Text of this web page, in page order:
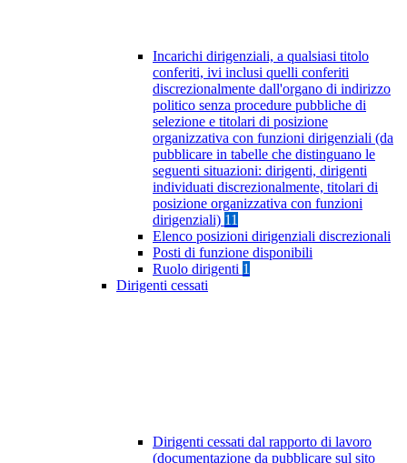
Incarichi dirigenziali, a qualsiasi titolo
conferiti, ivi inclusi quelli conferiti
discrezionalmente dall'organo di indirizzo
politico senza procedure pubbliche di
selezione e titolari di posizione
organizzativa con funzioni dirigenziali (da
pubblicare in tabelle che distinguano le
seguenti situazioni: dirigenti, dirigenti
individuati discrezionalmente, titolari di
posizione organizzativa con funzioni
dirigenziali) 11
Elenco posizioni dirigenziali discrezionali
Posti di funzione disponibili
Ruolo dirigenti 1
Dirigenti cessati
Dirigenti cessati dal rapporto di lavoro
(documentazione da pubblicare sul sito